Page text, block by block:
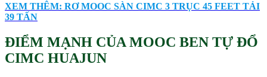
XEM THÊM: RƠ MOOC SÀN CIMC 3 TRỤC 45 FEET TẢI
39 TẤN
ĐIỂM MẠNH CỦA MOOC BEN TỰ ĐỔ
CIMC HUAJUN